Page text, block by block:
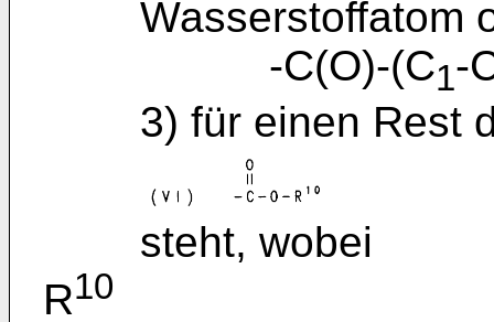
Wasserstoffatom
-C(O)-(C1-
3) für einen Rest
steht, wobei
R10